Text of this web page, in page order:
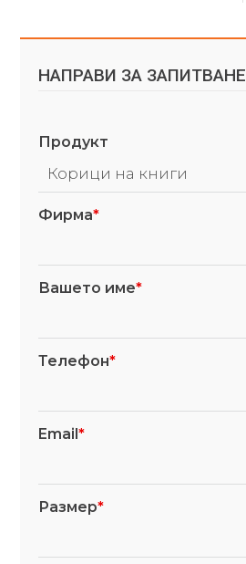
НАПРАВИ ЗА ЗАПИТВАНЕ
Продукт
Фирма*
Вашето име*
Телефон*
Email*
Размер*